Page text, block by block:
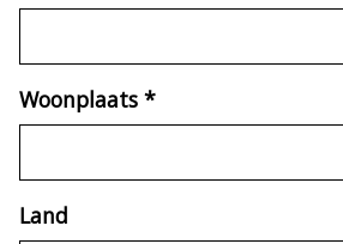
Woonplaats *
Land